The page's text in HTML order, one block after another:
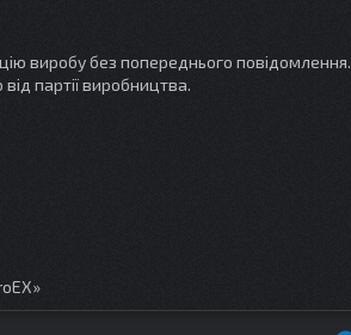
виробу без попереднього повідомлення.
партії виробництва.